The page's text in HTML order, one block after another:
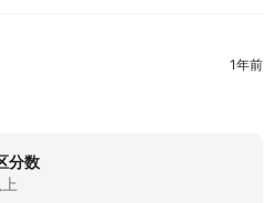
1年前
分数